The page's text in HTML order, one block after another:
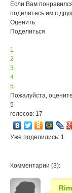
Если Вам
поделитесь им с
Оценить
Поделиться
1
2
3
4
5
Пожалуйста,
5
голосов: 17
Уже поделились: 1
Комментарии (3):
Rim